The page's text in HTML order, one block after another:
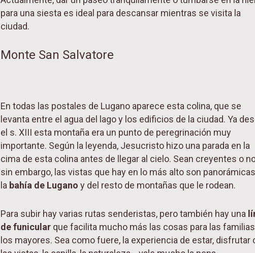
para una siesta es ideal para descansar mientras se visita la
ciudad.
Monte San Salvatore
En todas las postales de Lugano aparece esta colina, que se
levanta entre el agua del lago y los edificios de la ciudad. Ya
el s. XIII esta montaña era un punto de peregrinación muy
importante. Según la leyenda, Jesucristo hizo una parada en la
cima de esta colina antes de llegar al cielo. Sean creyentes o
sin embargo, las vistas que hay en lo más alto son
la bahía de Lugano y del resto de montañas que le rodean.
Para subir hay varias rutas senderistas, pero también hay una
de funicularque facilita mucho más las cosas para las
los mayores. Sea como fuere, la experiencia de estar, disfrutar